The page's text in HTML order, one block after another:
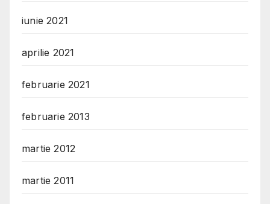
iunie 2021
aprilie 2021
februarie 2021
februarie 2013
martie 2012
martie 2011